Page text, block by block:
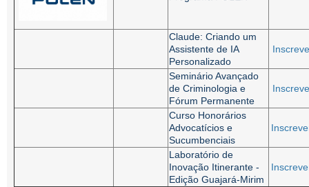
Claude: Criando um
Assistente de IA
Personalizado
Seminário Avançado
de Criminologia e
Fórum Permanente
Curso Honorários
Advocatícios e
Sucumbenciais
Laboratório de
Inovação Itinerante -
Edição Guajará-Mirim